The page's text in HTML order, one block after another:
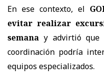
En ese contexto, el
evitar realizar
semana y advirtió que
coordinación podría
equipos especializados.